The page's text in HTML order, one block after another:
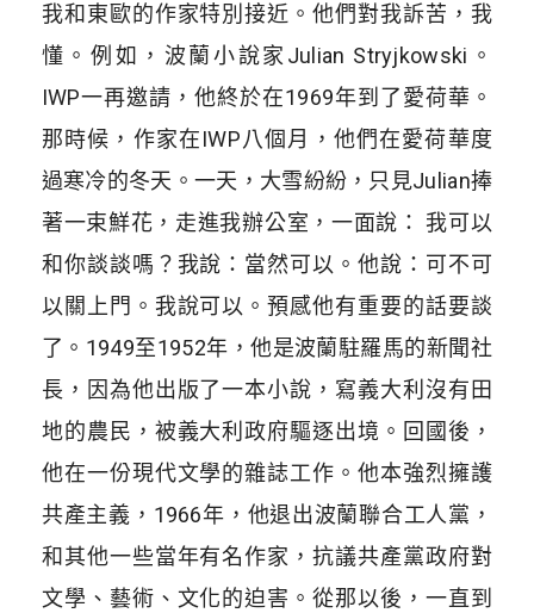
我和東歐的作家特別接近。他們對我訴苦，我
懂。例如，波蘭小說家Julian Stryjkowski。
IWP一再邀請，他終於在1969年到了愛荷華。
那時候，作家在IWP八個月，他們在愛荷華度
過寒冷的冬天。一天，大雪紛紛，只見Julian捧
著一束鮮花，走進我辦公室，一面說： 我可以
和你談談嗎？我說：當然可以。他說：可不可
以關上門。我說可以。預感他有重要的話要談
了。1949至1952年，他是波蘭駐羅馬的新聞社
長，因為他出版了一本小說，寫義大利沒有田
地的農民，被義大利政府驅逐出境。回國後，
他在一份現代文學的雜誌工作。他本強烈擁護
共產主義，1966年，他退出波蘭聯合工人黨，
和其他一些當年有名作家，抗議共產黨政府對
文學、藝術、文化的迫害。從那以後，一直到